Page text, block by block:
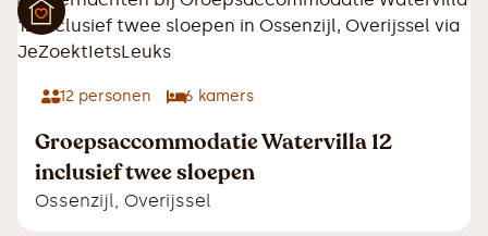
12 personen 6 kamers
Groepsaccommodatie Watervilla 12
inclusief twee sloepen
Ossenzijl, Overijssel